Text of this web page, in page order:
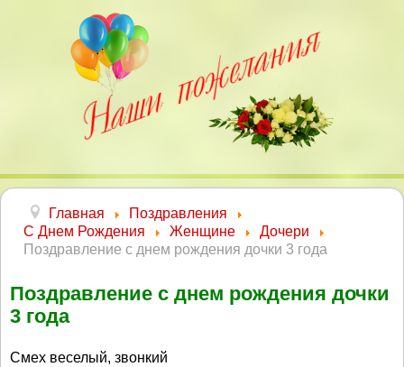
Главная
Поздравления
С Днем Рождения
Женщине
Дочери
Поздравление с днем рождения дочки 3 года
Поздравление с днем рождения дочки
3 года
Смех веселый, звонкий